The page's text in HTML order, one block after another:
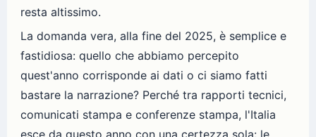
resta altissimo.
La domanda vera, alla fine del 2025, è semplice e
fastidiosa: quello che abbiamo percepito
quest'anno corrisponde ai dati o ci siamo fatti
bastare la narrazione? Perché tra rapporti tecnici,
comunicati stampa e conferenze stampa, l'Italia
esce da questo anno con una certezza sola: le